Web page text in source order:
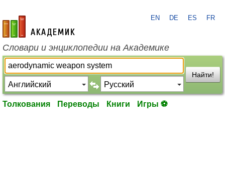
academic.ru
EN DE ES FR
Словари и энциклопедии на Академике
Найти!
Толкования Переводы Книги Игры ⚽